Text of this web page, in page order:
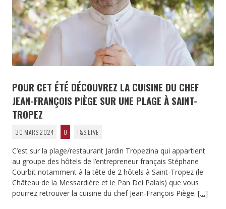
POUR CET ÉTÉ DÉCOUVREZ LA CUISINE DU CHEF
JEAN-FRANÇOIS PIÈGE SUR UNE PLAGE À SAINT-
TROPEZ
30 MARS 2024 0 F&S LIVE
C’est sur la plage/restaurant Jardin Tropezina qui appartient
au groupe des hôtels de l’entrepreneur français Stéphane
Courbit notamment à la tête de 2 hôtels à Saint-Tropez (le
Château de la Messardière et le Pan Dei Palais) que vous
pourrez retrouver la cuisine du chef Jean-François Piège. […]